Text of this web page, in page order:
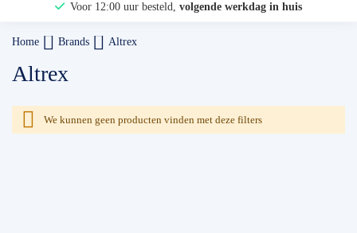
Voor 12:00 uur besteld, volgende werkdag in huis
Bekijk hier onze Actiepagina
Home Brands Altrex
Altrex
We kunnen geen producten vinden met deze filters